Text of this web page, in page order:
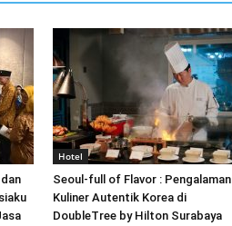
Hotel
Seoul-full of Flavor : Pengalaman
Kuliner Autentik Korea di
DoubleTree by Hilton Surabaya